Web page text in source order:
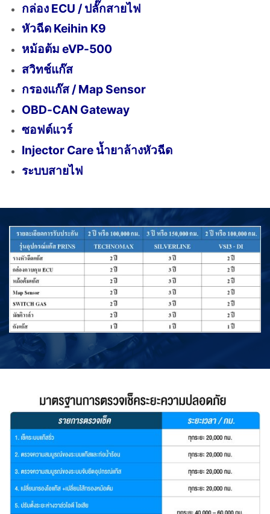
กล่อง ECU / ปลั๊กสายไฟ
หัวฉีด Keihin K9
หม้อต้ม eVP-500
สวิทช์แก๊ส
กรองแก๊ส / Map Sensor
OBD-CAN Gateway
ซอฟต์แวร์
Injector Care น้ำยาล้างหัวฉีด
ระบบสายไฟ